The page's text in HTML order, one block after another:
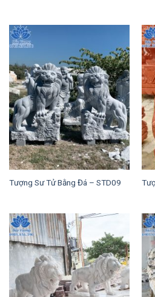
Tượng Sư Tử Bằng Đá – STD09